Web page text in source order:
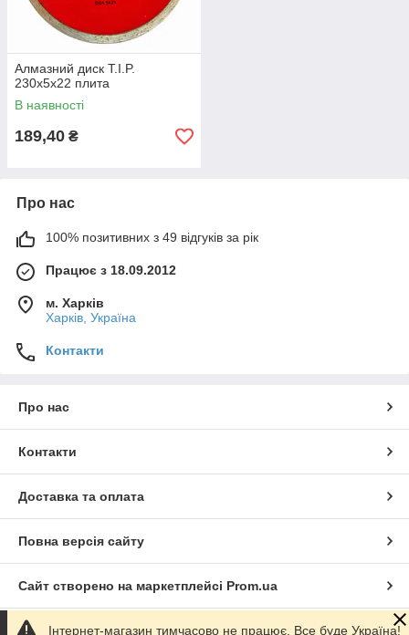
Алмазний диск T.I.P.
230х5х22 плита
В наявності
189,40 ₴
Про нас
100% позитивних з 49 відгуків за рік
Працює з 18.09.2012
м. Харків
Харків, Україна
Контакти
Про нас
Контакти
Доставка та оплата
Повна версія сайту
Сайт створено на маркетплейсі Prom.ua
Політика конфіденційності
Інтернет-магазин тимчасово не працює. Все буде Україна!